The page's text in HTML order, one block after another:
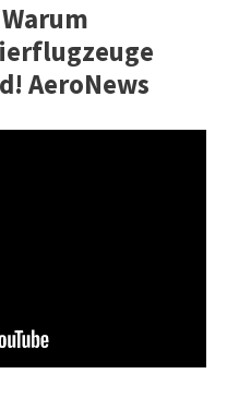
Warum
AeroNews